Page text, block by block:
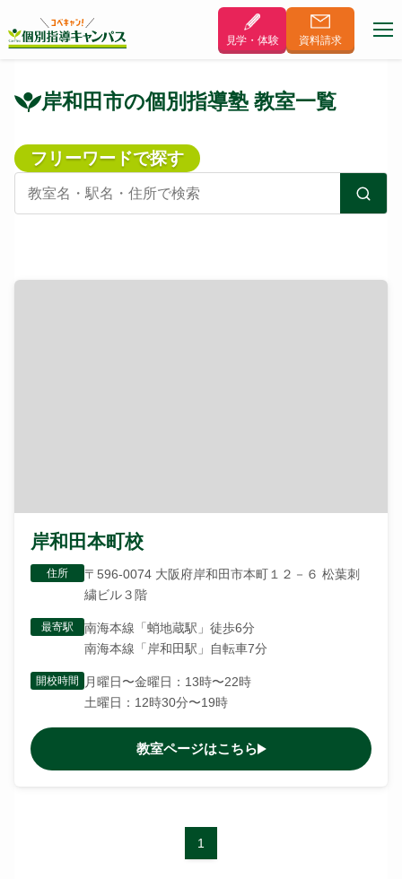
見学・体験 資料請求
岸和田市の個別指導塾 教室一覧
フリーワードで探す
岸和田本町校
住所
〒596-0074 大阪府岸和田市本町１２－６ 松葉刺
繍ビル３階
最寄駅
南海本線「蛸地蔵駅」徒歩6分
南海本線「岸和田駅」自転車7分
開校時間
月曜日〜金曜日：13時〜22時
土曜日：12時30分〜19時
教室ページはこちら
1